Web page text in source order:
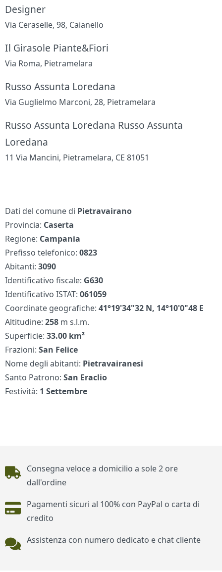
Designer
Via Ceraselle, 98, Caianello
Il Girasole Piante&Fiori
Via Roma, Pietramelara
Russo Assunta Loredana
Via Guglielmo Marconi, 28, Pietramelara
Russo Assunta Loredana Russo Assunta
Loredana
11 Via Mancini, Pietramelara, CE 81051
Dati del comune di Pietravairano
Provincia: Caserta
Regione: Campania
Prefisso telefonico:0823
Abitanti:3090
Identificativo fiscale: G630
Identificativo ISTAT:061059
Coordinate geografiche:41°19'34"32 N, 14°10'0"48 E
Altitudine:258 m s.l.m.
Superficie:33.00 km²
Frazioni:San Felice
Nome degli abitanti: Pietravairanesi
Santo Patrono:San Eraclio
Festività: 1 Settembre
Piè di pagina
Consegna veloce a domicilio a sole 2 ore
dall'ordine
Pagamenti sicuri al 100% con PayPal o carta di
credito
Assistenza con numero dedicato e chat cliente